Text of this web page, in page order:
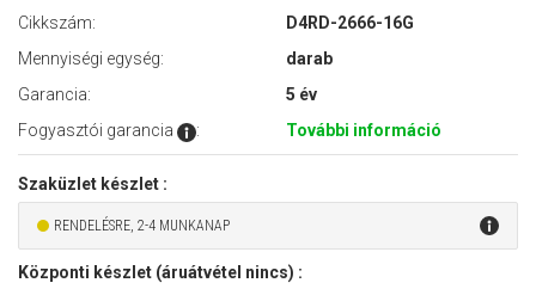
Cikkszám:
D4RD-2666-16G
Mennyiségi egység:
darab
Garancia:
5 év
Fogyasztói garancia
: További információ
Szaküzlet készlet :
RENDELÉSRE, 2-4 MUNKANAP
Központi készlet (áruátvétel nincs) :